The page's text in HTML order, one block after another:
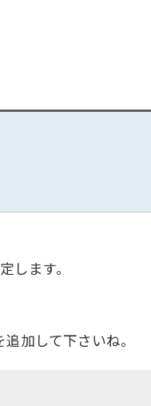
します。
加して下さいね。